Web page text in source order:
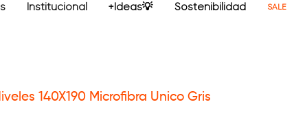
Institucional +Ideas💡 Sostenibilidad SALE
140X190 Microfibra Unico Gris